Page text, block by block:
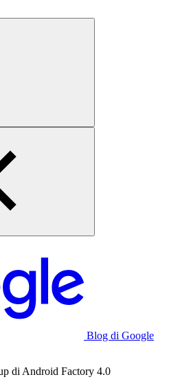
Blog di Google
di Android Factory 4.0